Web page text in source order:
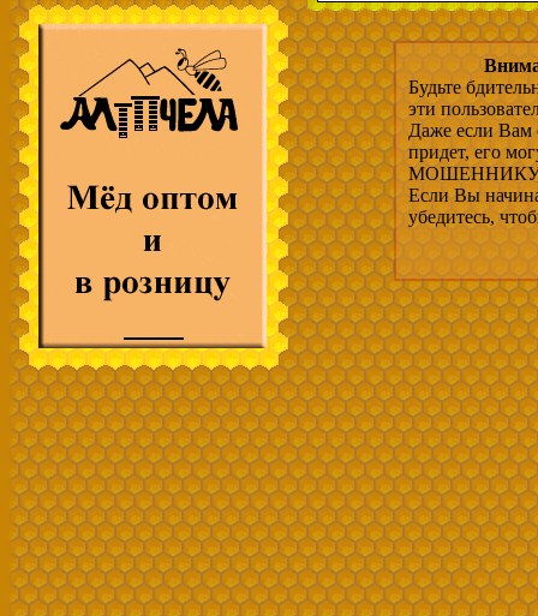
Будьте
эти
Даже если Вам
придет, его
МОШЕННИКУ,
Если Вы
убедитесь,